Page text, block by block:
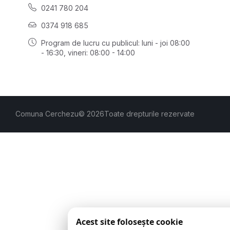
0241 780 204
0374 918 685
Program de lucru cu publicul: luni - joi 08:00
- 16:30 , vineri: 08:00 - 14:00
Comuna Cerchezu© 2026Toate drepturile rezervate
Acest site folosește cookie